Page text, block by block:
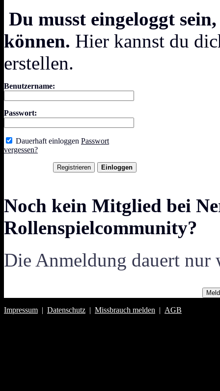
Du musst eingeloggt
können. Hier kannst du
erstellen.
Benutzername:
Passwort:
Dauerhaft einloggen Passwort
vergessen?
Noch kein Mitglied bei
Rollenspielcommunity?
Die Anmeldung dauert
Impressum | Datenschutz | Missbrauch melden | AGB